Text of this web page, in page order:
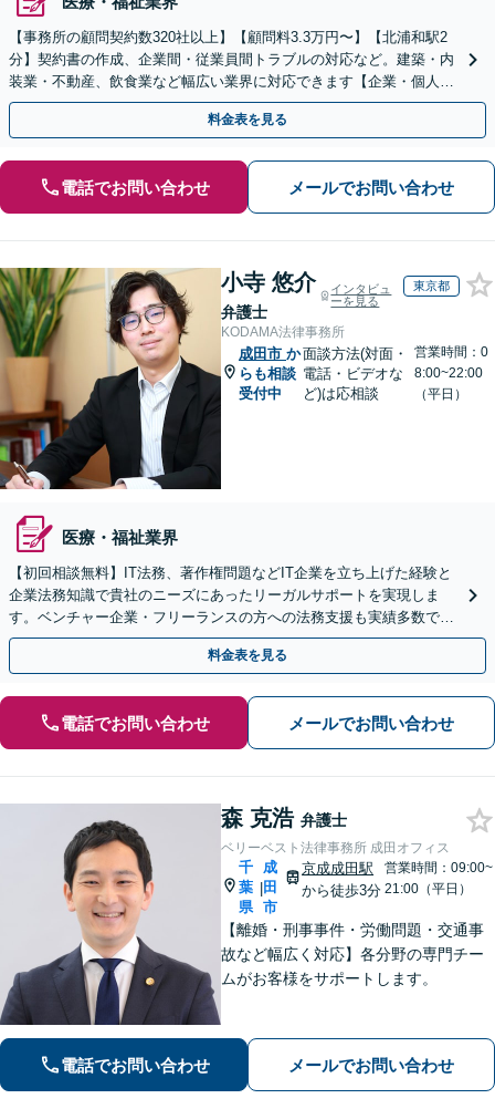
【事務所の顧問契約数320社以上】【顧問料3.3万円〜】【北浦和駅2
分】契約書の作成、企業間・従業員間トラブルの対応など。建築・内
装業・不動産、飲食業など幅広い業界に対応できます【企業・個人事
業主の方初回面談無料】
料金表を見る
電話でお問い合わせ メールでお問い合わせ
小寺 悠介
弁護士
インタビュ
ーを見る
東京都
KODAMA法律事務所
成田市 か
らも相談
受付中
面談方法(対面・
電話・ビデオな
ど)は応相談
営業時間：0
8:00~22:00
（平日）
医療・福祉業界
【初回相談無料】IT法務、著作権問題などIT企業を立ち上げた経験と
企業法務知識で貴社のニーズにあったリーガルサポートを実現しま
す。ベンチャー企業・フリーランスの方への法務支援も実績多数で
す。
料金表を見る
電話でお問い合わせ メールでお問い合わせ
森 克浩 弁護士
ベリーベスト法律事務所 成田オフィス
千
葉
県
|
成
田
市
京成成田駅
から徒歩3分
営業時間：09:00~
21:00（平日）
【離婚・刑事事件・労働問題・交通事
故など幅広く対応】各分野の専門チー
ムがお客様をサポートします。
電話でお問い合わせ メールでお問い合わせ